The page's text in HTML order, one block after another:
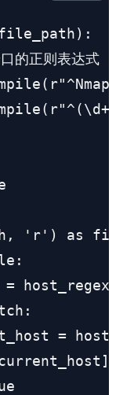
的正则表达式
'r') as
=
=